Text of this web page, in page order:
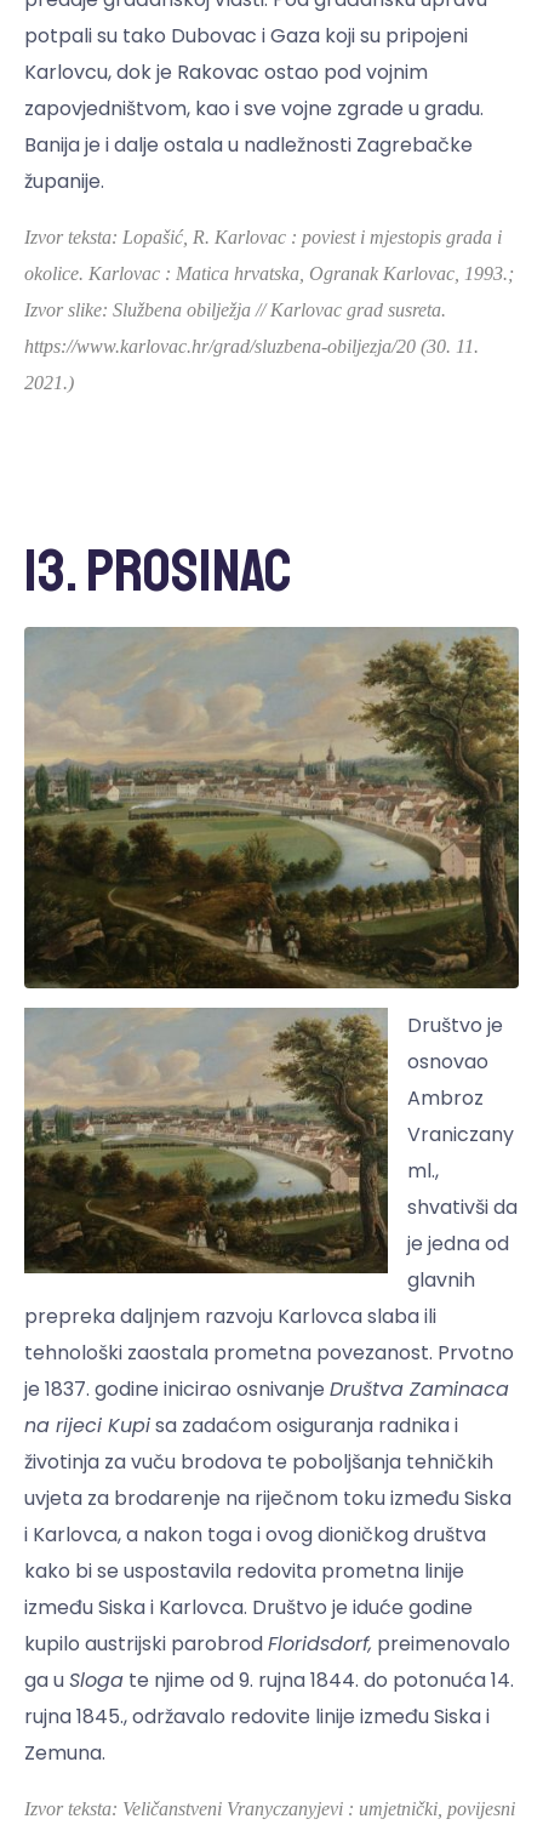
potpali su tako Dubovac i Gaza koji su pripojeni
Karlovcu, dok je Rakovac ostao pod vojnim
zapovjedništvom, kao i sve vojne zgrade u gradu.
Banija je i dalje ostala u nadležnosti Zagrebačke
županije.
Izvor teksta: Lopašić, R. Karlovac : poviest i mjestopis grada i
okolice. Karlovac : Matica hrvatska, Ogranak Karlovac, 1993.;
Izvor slike: Službena obilježja // Karlovac grad susreta.
https://www.karlovac.hr/grad/sluzbena-obiljezja/20 (30. 11.
2021.)
13. prosinac
Društvo je
osnovao
Ambroz
Vraniczany
ml.,
shvativši da
je jedna od
glavnih
prepreka daljnjem razvoju Karlovca slaba ili
tehnološki zaostala prometna povezanost. Prvotno
je 1837. godine inicirao osnivanje Društva Zaminaca
na rijeci Kupisa zadaćom osiguranja radnika i
životinja za vuču brodova te poboljšanja tehničkih
uvjeta za brodarenje na riječnom toku između Siska
i Karlovca, a nakon toga i ovog dioničkog društva
kako bi se uspostavila redovita prometna linije
između Siska i Karlovca. Društvo je iduće godine
kupilo austrijski parobrodFloridsdorf, preimenovalo
ga uSloga te njime od 9. rujna 1844. do potonuća 14.
rujna 1845., održavalo redovite linije između Siska i
Zemuna.
Izvor teksta: Veličanstveni Vranyczanyjevi : umjetnički, povijesni